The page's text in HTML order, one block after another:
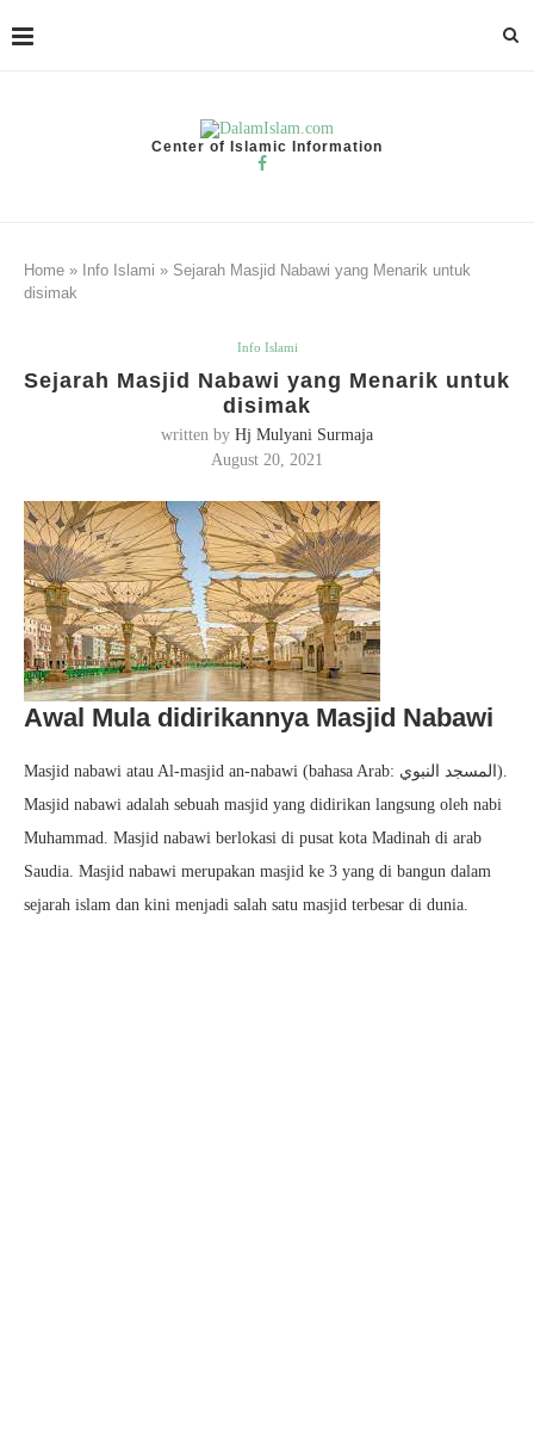
Center of Islamic Information
Home » Info Islami » Sejarah Masjid Nabawi yang Menarik untuk
disimak
Info Islami
Sejarah Masjid Nabawi yang Menarik untuk
disimak
written by Hj Mulyani Surmaja
August 20, 2021
Awal Mula didirikannya Masjid Nabawi
Masjid nabawi atau Al-masjid an-nabawi (bahasa Arab: المسجد النبوي‎).
Masjid nabawi adalah sebuah masjid yang didirikan langsung oleh nabi
Muhammad. Masjid nabawi berlokasi di pusat kota Madinah di arab
Saudia. Masjid nabawi merupakan masjid ke 3 yang di bangun dalam
sejarah islam dan kini menjadi salah satu masjid terbesar di dunia.